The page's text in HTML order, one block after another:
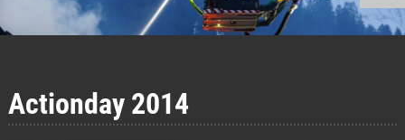
Actionday 2014